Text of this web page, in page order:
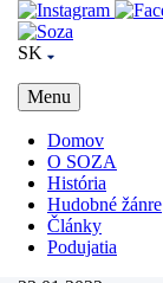
SK
Menu
Domov
O SOZA
História
Hudobné žánre
Články
Podujatia